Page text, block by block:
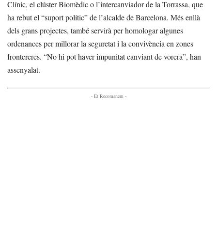
Clínic, el clúster Biomèdic o l’intercanviador de la Torrassa, que
ha rebut el “suport polític” de l’alcalde de Barcelona. Més enllà
dels grans projectes, també servirà per homologar algunes
ordenances per millorar la seguretat i la convivència en zones
frontereres. “No hi pot haver impunitat canviant de vorera”, han
assenyalat.
- Et Recomanem -